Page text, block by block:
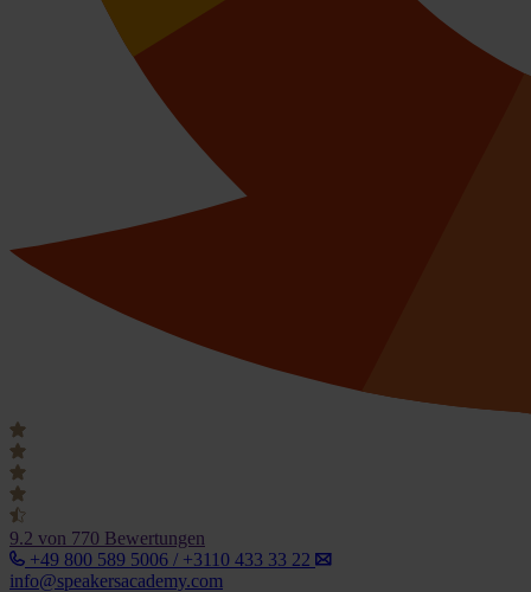
9.2 von 770 Bewertungen
+49 800 589 5006 / +3110 433 33 22
info@speakersacademy.com